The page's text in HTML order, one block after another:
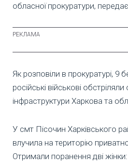
обласної прокуратури,
Як розповіли в прокуратурі, 9
російські військові
інфраструктури Харкова та
У смт Пісочин Харківського
влучила на територію
Отримали поранення дві жінки: